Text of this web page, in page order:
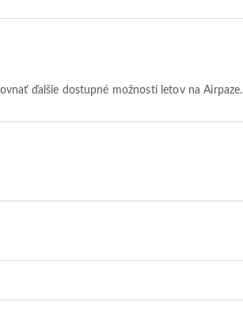
ďalšie dostupné možnosti letov na Airpaze.